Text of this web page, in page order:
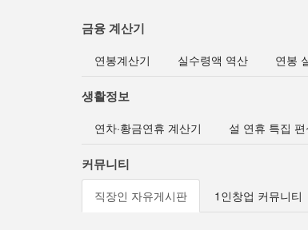
금융 계산기
연봉계산기 실수령액 역산 연봉
생활정보
연차·황금연휴 계산기 설 연휴 특집 편
커뮤니티
직장인 자유게시판 1인창업 커뮤니티